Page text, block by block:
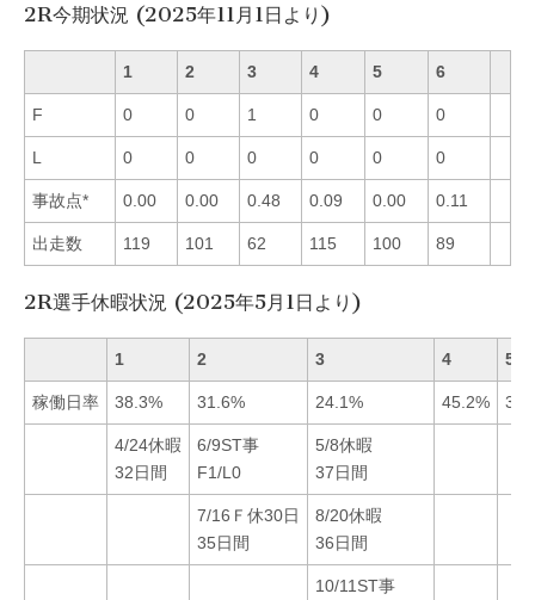
2R今期状況 (2025年11月1日より)
1 2 3 4 5 6
F 0 0 1 0 0 0
L 0 0 0 0 0 0
事故点* 0.00 0.00 0.48 0.09 0.00 0.11
出走数 119 101 62 115 100 89
2R選手休暇状況 (2025年5月1日より)
1 2 3 4 5
稼働日率 38.3% 31.6% 24.1% 45.2%
4/24休暇
32日間
6/9ST事
F1/L0
5/8休暇
37日間
7/16Ｆ休30日
35日間
8/20休暇
36日間
10/11ST事